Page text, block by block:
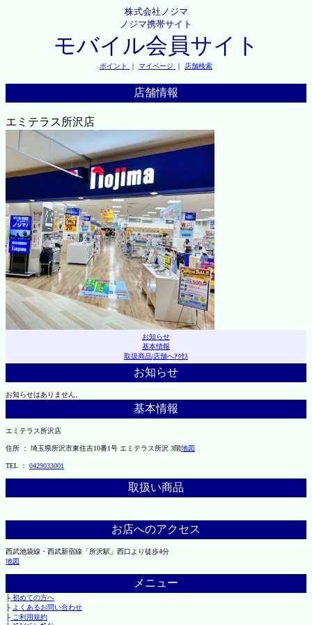
株式会社ノジマ
ノジマ携帯サイト
モバイル会員サイト
ポイント ｜ マイページ ｜ 店舗検索
店舗情報
エミテラス所沢店
お知らせ
基本情報
取扱商品|店舗へｱｸｾｽ
お知らせ
お知らせはありません。
基本情報
エミテラス所沢店
住所 ： 埼玉県所沢市東住吉10番1号 エミテラス所沢 3階地図
TEL ： 0429033001
取扱い商品
お店へのアクセス
西武池袋線・西武新宿線「所沢駅」西口より徒歩4分
地図
メニュー
├初めての方へ
├ よくあるお問い合わせ
├ご利用規約